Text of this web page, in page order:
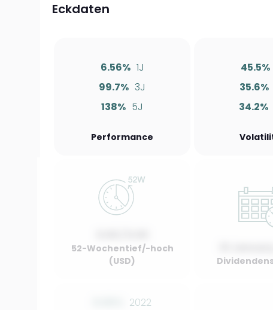
Eckdaten
6.56% 1J
99.7% 3J
138% 5J
Performance
45.5%
35.6%
34.2%
52-Wochentief/-hoch
(USD)
2022